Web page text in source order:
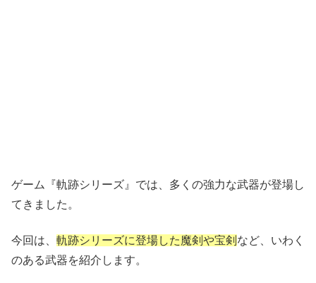
ゲーム『軌跡シリーズ』では、多くの強力な武器が登場し
てきました。
今回は、 軌跡シリーズに登場した魔剣や宝剣 など、いわく
のある武器を紹介します。